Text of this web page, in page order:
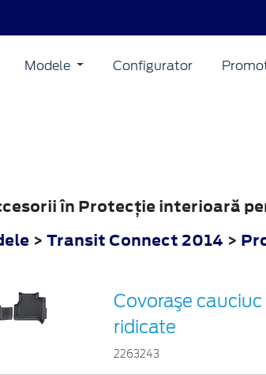
Modele Configurator
în Protecţie interioară
> Transit Connect 2014 >
Covoraşe
ridicate
2263243